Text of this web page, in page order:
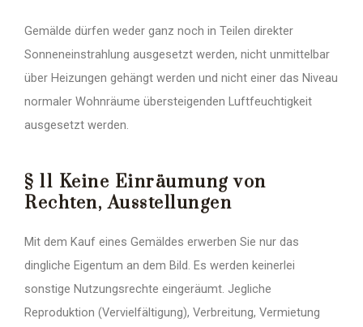
Gemälde dürfen weder ganz noch in Teilen direkter
Sonneneinstrahlung ausgesetzt werden, nicht unmittelbar
über Heizungen gehängt werden und nicht einer das Niveau
normaler Wohnräume übersteigenden Luftfeuchtigkeit
ausgesetzt werden.
§ 11 Keine Einräumung von
Rechten, Ausstellungen
Mit dem Kauf eines Gemäldes erwerben Sie nur das
dingliche Eigentum an dem Bild. Es werden keinerlei
sonstige Nutzungsrechte eingeräumt. Jegliche
Reproduktion (Vervielfältigung), Verbreitung, Vermietung